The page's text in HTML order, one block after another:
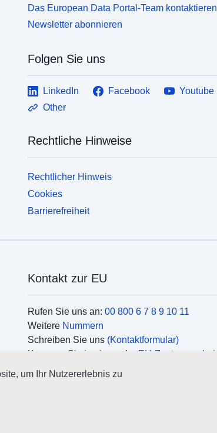
Das European Data Portal-Team kontaktieren
Newsletter abonnieren
Folgen Sie uns
LinkedIn Facebook
Youtube
Other
Rechtliche Hinweise
Rechtlicher Hinweis
Cookies
Barrierefreiheit
Kontakt zur EU
Rufen Sie uns an: 00 800 6 7 8 9 10 11
Weitere Nummern
Schreiben Sie uns (Kontaktformular)
Kommen Sie in einem der EU-Zentren vorbei
um Ihr Nutzererlebnis zu